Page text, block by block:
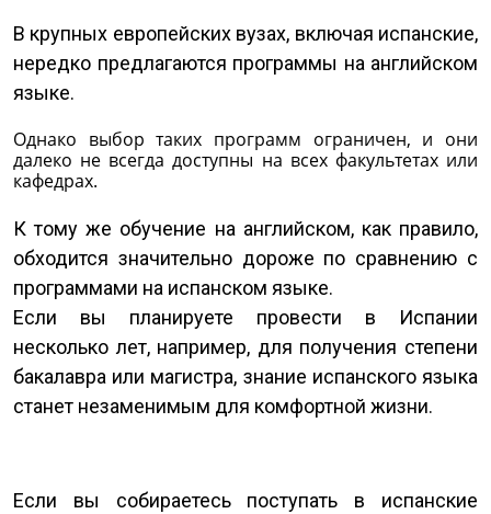
В крупных европейских вузах, включая испанские,
нередко предлагаются программы на английском
языке.
Однако выбор таких программ ограничен, и они
далеко не всегда доступны на всех факультетах или
кафедрах.
К тому же обучение на английском, как правило,
обходится значительно дороже по сравнению с
программами на испанском языке.
Если вы планируете провести в Испании
несколько лет, например, для получения степени
бакалавра или магистра, знание испанского языка
станет незаменимым для комфортной жизни.
Если вы собираетесь поступать в испанские